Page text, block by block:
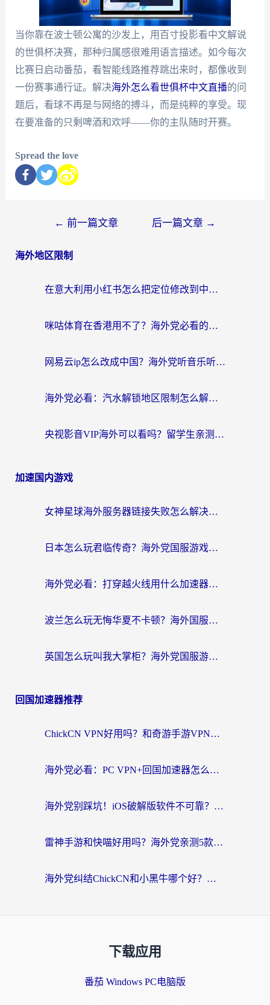
当你靠在波士顿公寓的沙发上，用百寸投影看中文解说
的世俱杯决赛，那种归属感很难用语言描述。如今每次
比赛日启动番茄，看智能线路推荐跳出来时，都像收到
一份赛事通行证。解决海外怎么看世俱杯中文直播的问
题后，看球不再是与网络的搏斗，而是纯粹的享受。现
在要准备的只剩啤酒和欢呼——你的主队随时开赛。
Spread the love
← 前一篇文章 后一篇文章 →
海外地区限制
在意大利用小红书怎么把定位修改到中国国内？3个实用技巧+1个靠谱工具帮你搞定
咪咕体育在香港用不了？海外党必看的回国加速器选择指南（附3个真实场景解决方案）
网易云ip怎么改成中国？海外党听音乐听书的无痛解决方案
海外党必看：汽水解锁地区限制怎么解除？3招解决国内影音&生活服务难题
央视影音VIP海外可以看吗？留学生亲测有效的回国加速器选择指南
加速国内游戏
女神星球海外服务器链接失败怎么解决？海外党国服游戏加速避坑指南
日本怎么玩君临传奇？海外党国服游戏加速避坑指南（附菲律宾欧洲玩家实测）
海外党必看：打穿越火线用什么加速器？解决延迟卡顿，还能玩奇妙拼图世界和第五人格
波兰怎么玩无悔华夏不卡顿？海外国服游戏加速器终极指南（附征途2萤火突击解决方案）
英国怎么玩叫我大掌柜？海外党国服游戏加速避坑指南（附实测推荐）
回国加速器推荐
ChickCN VPN好用吗？和奇游手游VPN对比哪个回国效果更好？海外党亲测实用指南
海外党必看：PC VPN+回国加速器怎么选？无缝访问国内资源全攻略
海外党别踩坑！iOS破解版软件不可靠？教你选对回国加速器无缝看国内资源
雷神手游和快喵好用吗？海外党亲测5款回国加速器，附斧牛Bling对比+微信视频号解决办法
海外党纠结ChickCN和小黑牛哪个好？一篇帮你选对回国加速器的实用指南
下载应用
番茄 Windows PC电脑版